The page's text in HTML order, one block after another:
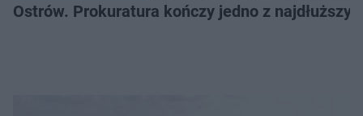
Ostrów. Prokuratura kończy jedno z